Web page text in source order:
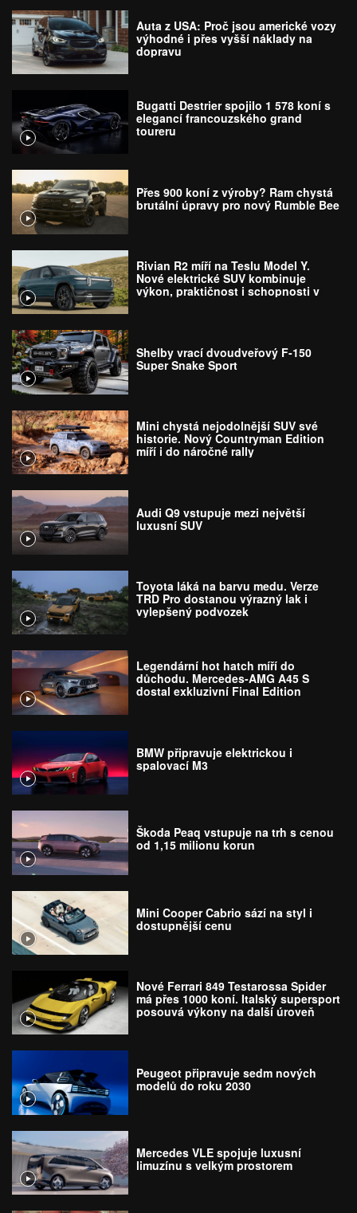
Auta z USA: Proč jsou americké vozy
výhodné i přes vyšší náklady na
dopravu
Bugatti Destrier spojilo 1 578 koní s
elegancí francouzského grand
toureru
Přes 900 koní z výroby? Ram chystá
brutální úpravy pro nový Rumble Bee
Rivian R2 míří na Teslu Model Y.
Nové elektrické SUV kombinuje
výkon, praktičnost i schopnosti v
Shelby vrací dvoudveřový F-150
Super Snake Sport
Mini chystá nejodolnější SUV své
historie. Nový Countryman Edition
míří i do náročné rally
Audi Q9 vstupuje mezi největší
luxusní SUV
Toyota láká na barvu medu. Verze
TRD Pro dostanou výrazný lak i
vylepšený podvozek
Legendární hot hatch míří do
důchodu. Mercedes-AMG A45 S
dostal exkluzivní Final Edition
BMW připravuje elektrickou i
spalovací M3
Škoda Peaq vstupuje na trh s cenou
od 1,15 milionu korun
Mini Cooper Cabrio sází na styl i
dostupnější cenu
Nové Ferrari 849 Testarossa Spider
má přes 1000 koní. Italský supersport
posouvá výkony na další úroveň
Peugeot připravuje sedm nových
modelů do roku 2030
Mercedes VLE spojuje luxusní
limuzínu s velkým prostorem